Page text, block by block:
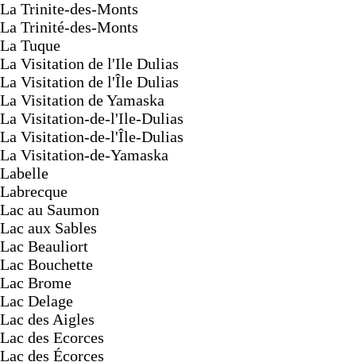
La Trinite-des-Monts
La Trinité-des-Monts
La Tuque
La Visitation de l'Ile Dulias
La Visitation de l'Île Dulias
La Visitation de Yamaska
La Visitation-de-l'Ile-Dulias
La Visitation-de-l'Île-Dulias
La Visitation-de-Yamaska
Labelle
Labrecque
Lac au Saumon
Lac aux Sables
Lac Beauliort
Lac Bouchette
Lac Brome
Lac Delage
Lac des Aigles
Lac des Ecorces
Lac des Écorces